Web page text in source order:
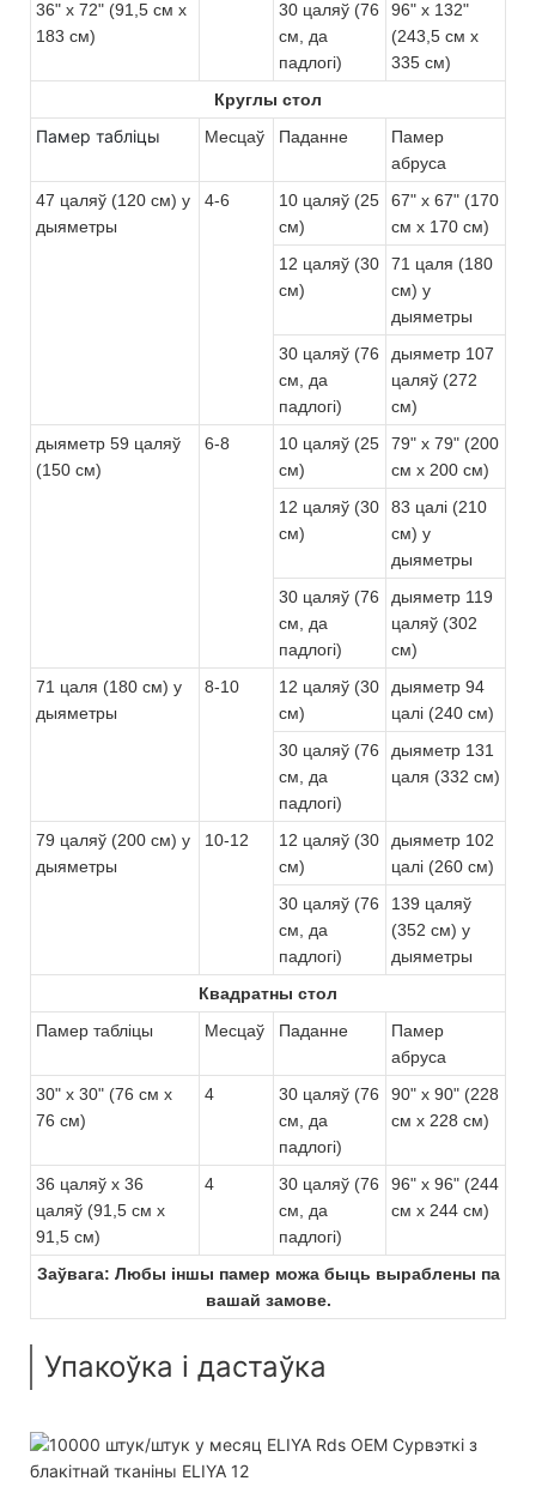
36" x 72" (91,5 см x
183 см)
30 цаляў (76
см, да
падлогі)
96" x 132"
(243,5 см x
335 см)
Круглы стол
Памер табліцы Месцаў Паданне
Памер
абруса
47 цаляў (120 см) у
дыяметры
4-6
10 цаляў (25
см)
67" x 67" (170
см x 170 см)
12 цаляў (30
см)
71 цаля (180
см) у
дыяметры
30 цаляў (76
см, да
падлогі)
дыяметр 107
цаляў (272
см)
дыяметр 59 цаляў
(150 см)
6-8
10 цаляў (25
см)
79" x 79" (200
см x 200 см)
12 цаляў (30
см)
83 цалі (210
см) у
дыяметры
30 цаляў (76
см, да
падлогі)
дыяметр 119
цаляў (302
см)
71 цаля (180 см) у
дыяметры
8-10
12 цаляў (30
см)
дыяметр 94
цалі (240 см)
30 цаляў (76
см, да
падлогі)
дыяметр 131
цаля (332 см)
79 цаляў (200 см) у
дыяметры
10-12
12 цаляў (30
см)
дыяметр 102
цалі (260 см)
30 цаляў (76
см, да
падлогі)
139 цаляў
(352 см) у
дыяметры
Квадратны стол
Памер табліцы
Месцаў Паданне
Памер
абруса
30" x 30" (76 см x
76 см)
4
30 цаляў (76
см, да
падлогі)
90" x 90" (228
см x 228 см)
36 цаляў х 36
цаляў (91,5 см х
91,5 см)
4
30 цаляў (76
см, да
падлогі)
96" x 96" (244
см x 244 см)
Заўвага: Любы іншы памер можа быць выраблены па
вашай замове.
Упакоўка і дастаўка